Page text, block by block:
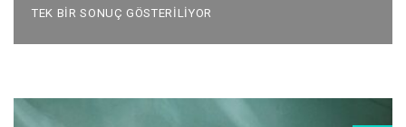
TEK BIR SONUÇ GÖSTERILIYOR